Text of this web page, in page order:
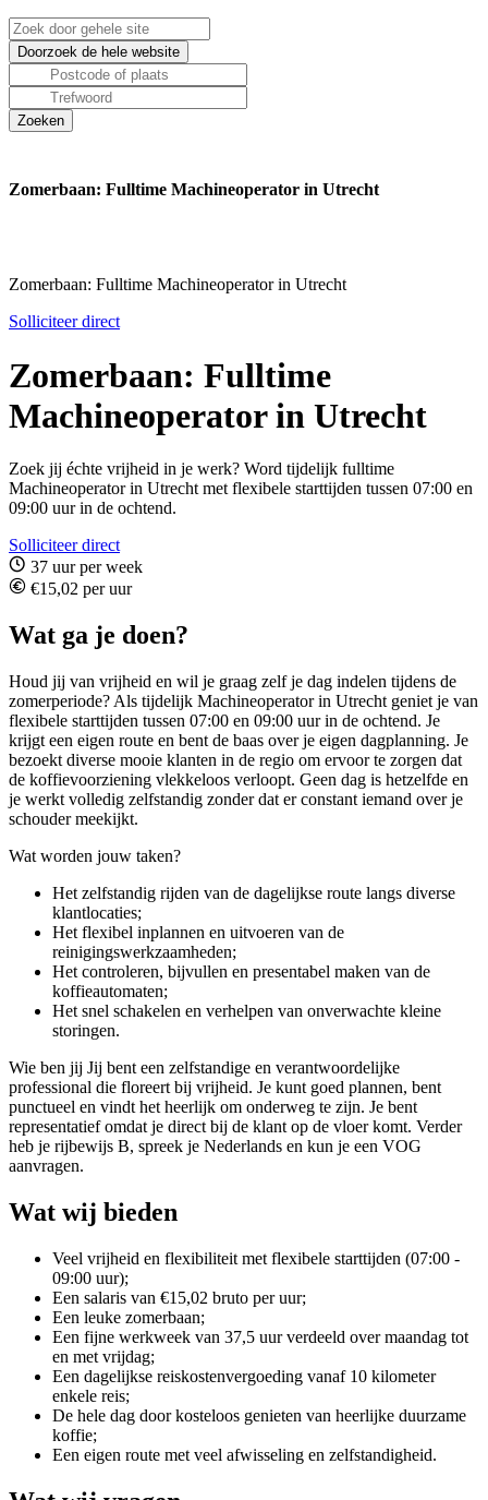
Zomerbaan: Fulltime Machineoperator in Utrecht
Zomerbaan: Fulltime Machineoperator in Utrecht
Solliciteer direct
Zomerbaan: Fulltime
Machineoperator in Utrecht
Zoek jij échte vrijheid in je werk? Word tijdelijk fulltime
Machineoperator in Utrecht met flexibele starttijden tussen 07:00 en
09:00 uur in de ochtend.
Solliciteer direct
37 uur per week
€15,02 per uur
Wat ga je doen?
Houd jij van vrijheid en wil je graag zelf je dag indelen tijdens de
zomerperiode? Als tijdelijk Machineoperator in Utrecht geniet je van
flexibele starttijden tussen 07:00 en 09:00 uur in de ochtend. Je
krijgt een eigen route en bent de baas over je eigen dagplanning. Je
bezoekt diverse mooie klanten in de regio om ervoor te zorgen dat
de koffievoorziening vlekkeloos verloopt. Geen dag is hetzelfde en
je werkt volledig zelfstandig zonder dat er constant iemand over je
schouder meekijkt.
Wat worden jouw taken?
Het zelfstandig rijden van de dagelijkse route langs diverse
klantlocaties;
Het flexibel inplannen en uitvoeren van de
reinigingswerkzaamheden;
Het controleren, bijvullen en presentabel maken van de
koffieautomaten;
Het snel schakelen en verhelpen van onverwachte kleine
storingen.
Wie ben jij Jij bent een zelfstandige en verantwoordelijke
professional die floreert bij vrijheid. Je kunt goed plannen, bent
punctueel en vindt het heerlijk om onderweg te zijn. Je bent
representatief omdat je direct bij de klant op de vloer komt. Verder
heb je rijbewijs B, spreek je Nederlands en kun je een VOG
aanvragen.
Wat wij bieden
Veel vrijheid en flexibiliteit met flexibele starttijden (07:00 -
09:00 uur);
Een salaris van €15,02 bruto per uur;
Een leuke zomerbaan;
Een fijne werkweek van 37,5 uur verdeeld over maandag tot
en met vrijdag;
Een dagelijkse reiskostenvergoeding vanaf 10 kilometer
enkele reis;
De hele dag door kosteloos genieten van heerlijke duurzame
koffie;
Een eigen route met veel afwisseling en zelfstandigheid.